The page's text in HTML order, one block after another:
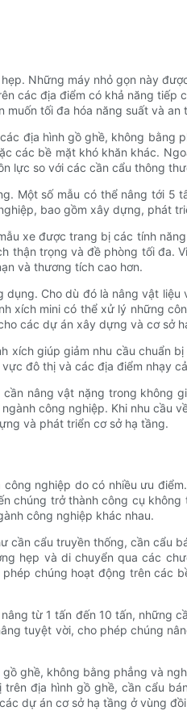
Những máy nhỏ gọn này
các địa điểm có khả năng tiếp
tối đa hóa năng suất và
địa hình gồ ghề, không bằng
các bề mặt khó khăn khác.
lực so với các cần cẩu thông
Một số mẫu có thể nâng tới 5
bao gồm xây dựng, phát
xe được trang bị các tính
trọng và đề phòng tối đa.
và thương tích cao hơn.
Cho dù đó là nâng vật
xích mini có thể xử lý những
các dự án xây dựng và cơ sở
giúp giảm nhu cầu chuẩn
đô thị và các địa điểm nhạy
nâng vật nặng trong không
công nghiệp. Khi nhu cầu
và phát triển cơ sở hạ tầng.
nghiệp do có nhiều ưu
chúng trở thành công cụ
công nghiệp khác nhau.
cẩu truyền thống, cần cẩu
hẹp và di chuyển qua các
chúng hoạt động trên các
từ 1 tấn đến 10 tấn, những
tuyệt vời, cho phép chúng
ghề, không bằng phẳng và
địa hình gồ ghề, cần cẩu
dự án cơ sở hạ tầng ở vùng đồi